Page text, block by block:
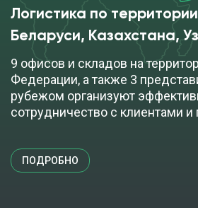
Логистика по
Беларуси, Казахстана,
9 офисов и складов на
Федерации, а также 3
рубежом организуют
сотрудничество с клиентами
ПОДРОБНО